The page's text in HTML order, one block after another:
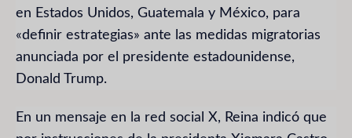
en Estados Unidos, Guatemala y México, para
«definir estrategias» ante las medidas migratorias
anunciada por el presidente estadounidense,
Donald Trump.
En un mensaje en la red social X, Reina indicó que